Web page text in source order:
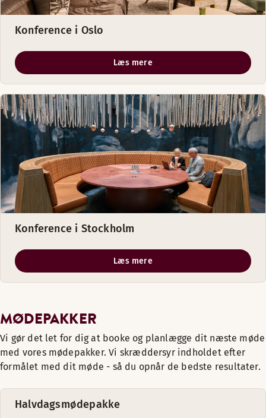
Konference i Oslo
Læs mere
Konference i Stockholm
Læs mere
MØDEPAKKER
Vi gør det let for dig at booke og planlægge dit næste møde
med vores mødepakker. Vi skræddersyr indholdet efter
formålet med dit møde - så du opnår de bedste resultater.
Halvdagsmødepakke